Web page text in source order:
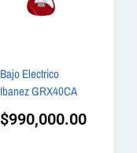
Bajo Electrico
Ibanez GRX40CA
$990,000.00